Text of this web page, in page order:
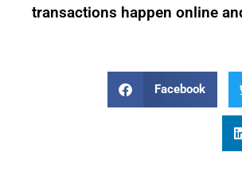
transactions happen online
Facebook